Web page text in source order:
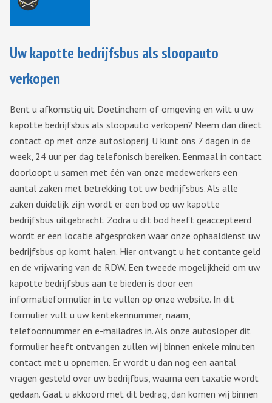
Uw kapotte bedrijfsbus als sloopauto
verkopen
Bent u afkomstig uit Doetinchem of omgeving en wilt u uw
kapotte bedrijfsbus als sloopauto verkopen? Neem dan direct
contact op met onze autosloperij. U kunt ons 7 dagen in de
week, 24 uur per dag telefonisch bereiken. Eenmaal in contact
doorloopt u samen met één van onze medewerkers een
aantal zaken met betrekking tot uw bedrijfsbus. Als alle
zaken duidelijk zijn wordt er een bod op uw kapotte
bedrijfsbus uitgebracht. Zodra u dit bod heeft geaccepteerd
wordt er een locatie afgesproken waar onze ophaaldienst uw
bedrijfsbus op komt halen. Hier ontvangt u het contante geld
en de vrijwaring van de RDW. Een tweede mogelijkheid om uw
kapotte bedrijfsbus aan te bieden is door een
informatieformulier in te vullen op onze website. In dit
formulier vult u uw kentekennummer, naam,
telefoonnummer en e-mailadres in. Als onze autosloper dit
formulier heeft ontvangen zullen wij binnen enkele minuten
contact met u opnemen. Er wordt u dan nog een aantal
vragen gesteld over uw bedrijfbus, waarna een taxatie wordt
gedaan. Gaat u akkoord met dit bedrag, dan komen wij binnen